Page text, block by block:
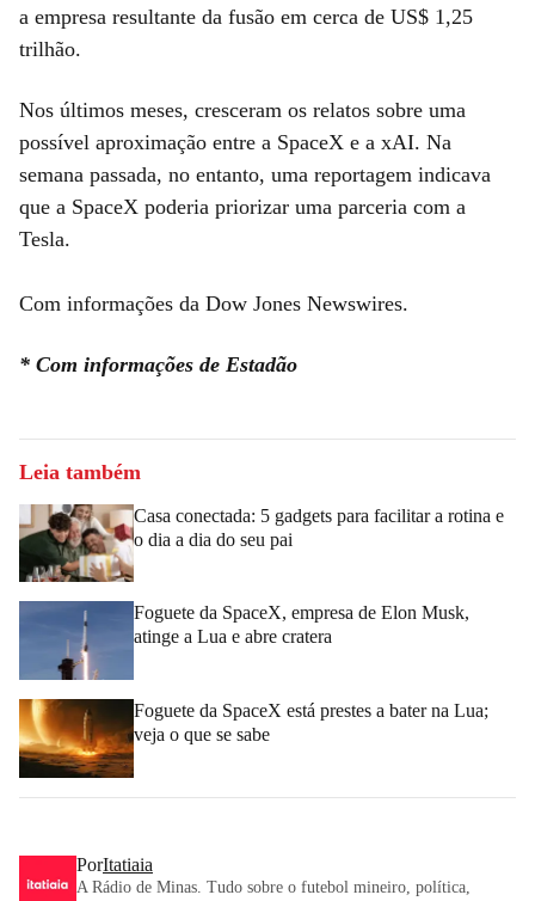
a empresa resultante da fusão em cerca de US$ 1,25
trilhão.
Nos últimos meses, cresceram os relatos sobre uma
possível aproximação entre a SpaceX e a xAI. Na
semana passada, no entanto, uma reportagem indicava
que a SpaceX poderia priorizar uma parceria com a
Tesla.
Com informações da Dow Jones Newswires.
* Com informações de Estadão
Leia também
Casa conectada: 5 gadgets para facilitar a rotina e
o dia a dia do seu pai
Foguete da SpaceX, empresa de Elon Musk,
atinge a Lua e abre cratera
Foguete da SpaceX está prestes a bater na Lua;
veja o que se sabe
PorItatiaia
A Rádio de Minas. Tudo sobre o futebol mineiro, política,